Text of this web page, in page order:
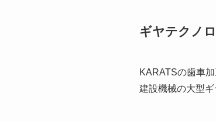
ギヤテクノ
KARATSの歯車
建設機械の大型